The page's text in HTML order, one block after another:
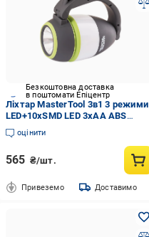
Безкоштовна доставка
в поштомати Епіцентр
Ліхтар MasterTool 3в1 3 режими
LED+10хSMD LED 3хAA ABS
160х130х85 мм (94-0805)
оцінити
565 ₴/шт.
Привеземо Доставимо